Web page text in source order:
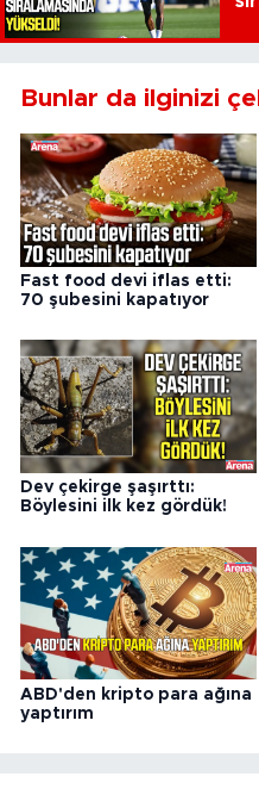
Bunlar da ilginizi
Fast food devi iflas etti:
70 şubesini kapatıyor
Dev çekirge şaşırttı:
Böylesini ilk kez gördük!
ABD'den kripto para ağına
yaptırım